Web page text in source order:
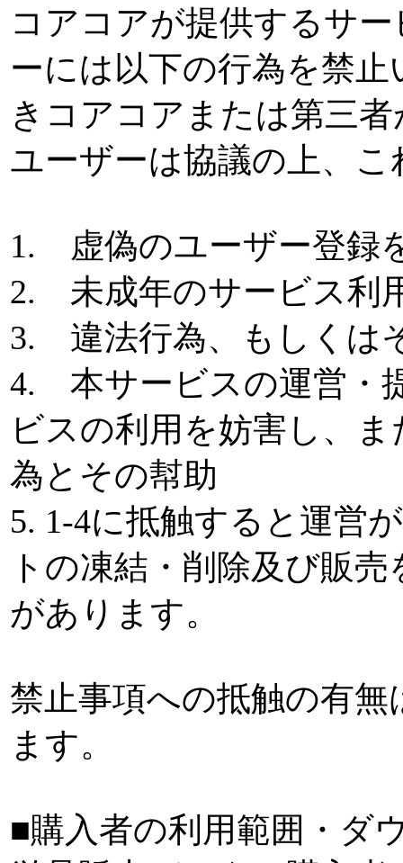
コアコアが提供するサ
ーには以下の行為を禁
きコアコアまたは第三
ユーザーは協議の上、
1. 虚偽のユーザー登録
2. 未成年のサービス利
3. 違法行為、もしくは
4. 本サービスの運営・
ビスの利用を妨害し、
為とその幇助
5. 1-4に抵触すると運営
トの凍結・削除及び販
があります。
禁止事項への抵触の有
ます。
■購入者の利用範囲・ダ